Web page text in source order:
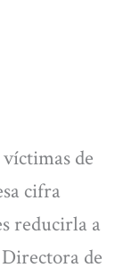
de
cifra
reducirla a
de